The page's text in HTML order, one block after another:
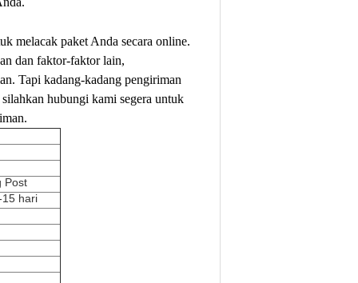
melacak paket Anda secara online.
dan faktor-faktor lain,
Tapi kadang-kadang pengiriman
hubungi kami segera untuk
Post
15 hari